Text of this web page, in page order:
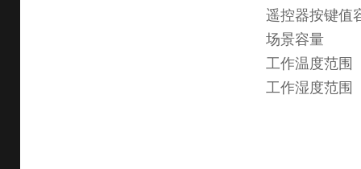
遥控器按键值
场景容量
工作温度范围
工作湿度范围